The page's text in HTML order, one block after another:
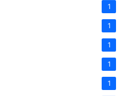
1
1
1
1
1